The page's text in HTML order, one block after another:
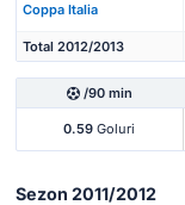
Coppa Italia
Total 2012/2013
/90 min
0.59 Goluri
Sezon 2011/2012